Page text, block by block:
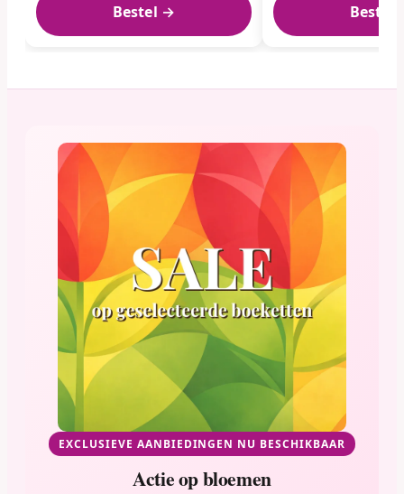
Bestel → Bestel
EXCLUSIEVE AANBIEDINGEN NU BESCHIKBAAR
Actie op bloemen